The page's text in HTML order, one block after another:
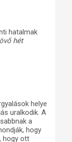
hatalmak
hét
helye
uralkodik. A
a
hogy
hogy ott